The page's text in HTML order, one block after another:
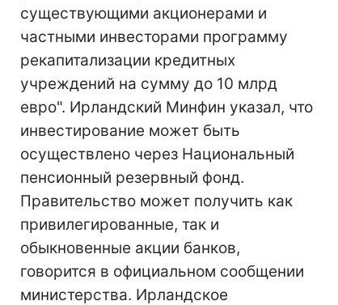
существующими акционерами и
частными инвесторами программу
рекапитализации кредитных
учреждений на сумму до 10 млрд
евро". Ирландский Минфин указал, что
инвестирование может быть
осуществлено через Национальный
пенсионный резервный фонд.
Правительство может получить как
привилегированные, так и
обыкновенные акции банков,
говорится в официальном сообщении
министерства. Ирландское